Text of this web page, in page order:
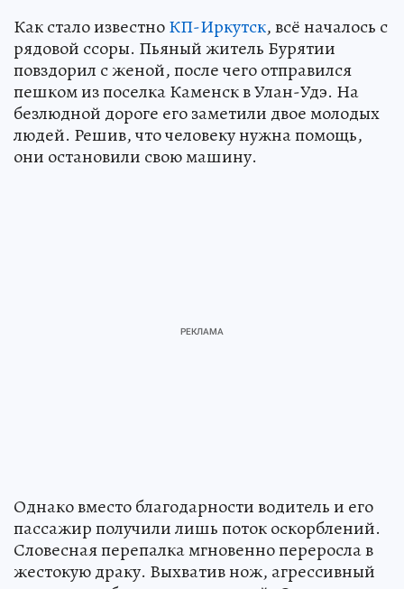
Как стало известноКП-Иркутск, всё началось с
рядовой ссоры. Пьяный житель Бурятии
повздорил с женой, после чего отправился
пешком из поселка Каменск в Улан-Удэ. На
безлюдной дороге его заметили двое молодых
людей. Решив, что человеку нужна помощь,
они остановили свою машину.
Однако вместо благодарности водитель и его
пассажир получили лишь поток оскорблений.
Словесная перепалка мгновенно переросла в
жестокую драку. Выхватив нож, агрессивный